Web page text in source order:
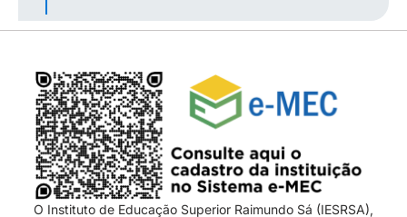
O Instituto de Educação Superior Raimundo Sá (IESRSA),